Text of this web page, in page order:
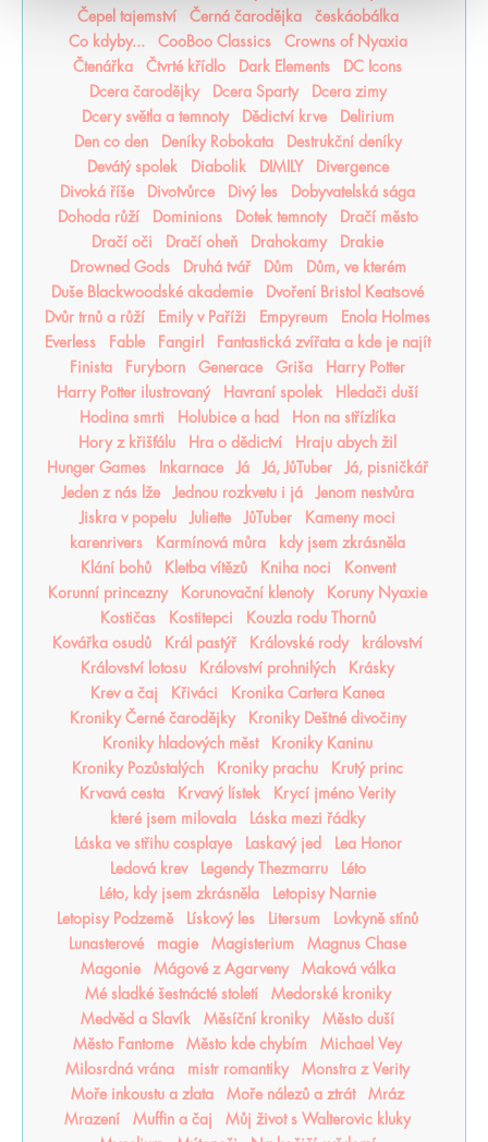
Čepel tajemství
Černá čarodějka
českáobálka
Co kdyby...
CooBoo Classics
Crowns of Nyaxia
Čtenářka
Čtvrté křídlo Dark Elements
DC Icons
Dcera čarodějky
Dcera Sparty
Dcera zimy
Dcery světla a temnoty
Dědictví krve
Delirium
Den co den
Deníky Robokata
Destrukční deníky
Devátý spolek
Diabolik DIMILY
Divergence
Divoká říše
Divotvůrce Divý les
Dobyvatelská sága
Dohoda růží
Dominions Dotek temnoty
Dračí město
Dračí oči
Dračí oheň Drahokamy
Drakie
Drowned Gods
Druhá tvář Dům
Dům, ve kterém
Duše Blackwoodské akademie
Dvoření Bristol Keatsové
Dvůr trnů a růží
Emily v Paříži Empyreum
Enola Holmes
Everless
Fable Fangirl
Fantastická zvířata a kde je najít
Finista
Furyborn Generace Griša
Harry Potter
Harry Potter ilustrovaný
Havraní spolek
Hledači duší
Hodina smrti
Holubice a had
Hon na střízlíka
Hory z křišťálu
Hra o dědictví
Hraju abych žil
Hunger Games
Inkarnace Já Já, JůTuber
Já, pisničkář
Jeden z nás lže
Jednou rozkvetu i já
Jenom nestvůra
Jiskra v popelu
Juliette JůTuber
Kameny moci
karenrivers
Karmínová můra
kdy jsem zkrásněla
Klání bohů
Kletba vítězů Kniha noci
Konvent
Korunní princezny
Korunovační klenoty
Koruny Nyaxie
Kostičas
Kostitepci
Kouzla rodu Thornů
Kovářka osudů
Král pastýř Královské rody
království
Království lotosu
Království prohnilých
Krásky
Krev a čaj
Křiváci
Kronika Cartera Kanea
Kroniky Černé čarodějky
Kroniky Deštné divočiny
Kroniky hladových měst
Kroniky Kaninu
Kroniky Pozůstalých
Kroniky prachu
Krutý princ
Krvavá cesta
Krvavý lístek
Krycí jméno Verity
které jsem milovala
Láska mezi řádky
Láska ve střihu cosplaye
Laskavý jed
Lea Honor
Ledová krev
Legendy Thezmarru
Léto
Léto, kdy jsem zkrásněla
Letopisy Narnie
Letopisy Podzemě
Lískový les Litersum
Lovkyně stínů
Lunasterové
magie Magisterium
Magnus Chase
Magonie
Mágové z Agarveny
Maková válka
Mé sladké šestnácté století
Medorské kroniky
Medvěd a Slavík
Měsíční kroniky
Město duší
Město Fantome
Město kde chybím
Michael Vey
Milosrdná vrána
mistr romantiky
Monstra z Verity
Moře inkoustu a zlata
Moře nálezů a ztrát
Mráz
Mrazení
Muffin a čaj
Můj život s Walterovic kluky